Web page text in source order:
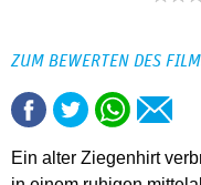
ZUM BEWERTEN DES
Ein alter Ziegenhirt